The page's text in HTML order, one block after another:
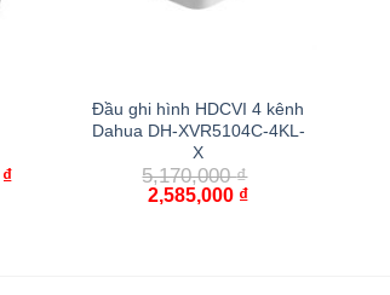
₫
Đầu ghi hình HDCVI 4 kênh
Dahua DH-XVR5104C-4KL-
X
5,170,000₫
2,585,000 ₫